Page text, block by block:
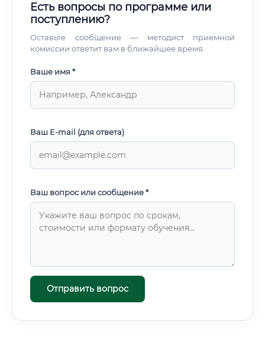
Есть вопросы по программе или
поступлению?
Оставьте сообщение — методист приемной
комиссии ответит вам в ближайшее время.
Ваше имя *
Ваш E-mail (для ответа)
Ваш вопрос или сообщение *
Отправить вопрос